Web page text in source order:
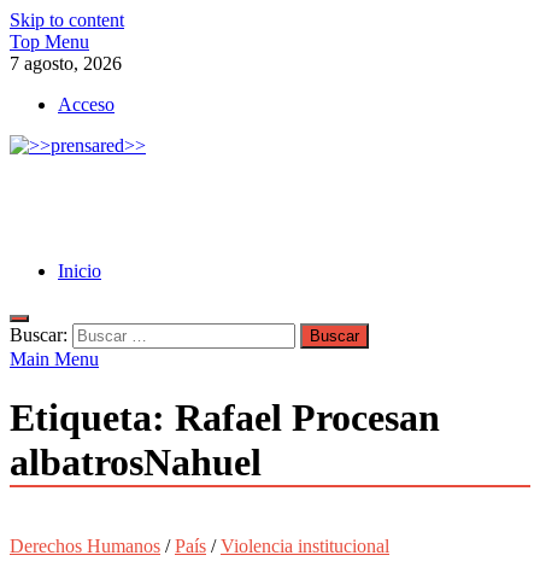
Skip to content
Top Menu
7 agosto, 2026
Acceso
Inicio
Buscar:
Main Menu
Etiqueta: Rafael Procesan
albatrosNahuel
Derechos Humanos /País /Violencia institucional